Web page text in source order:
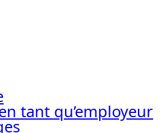
tant qu’employeur